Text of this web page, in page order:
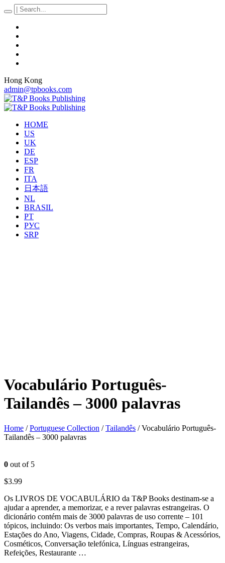
Hong Kong
admin@tpbooks.com
HOME
US
UK
DE
ESP
FR
ITA
日本語
NL
BRASIL
PT
РУС
SRP
Vocabulário Português-
Tailandês – 3000 palavras
Home /Portuguese Collection /Tailandês / Vocabulário Português-
Tailandês – 3000 palavras
0 out of 5
$3.99
Os LIVROS DE VOCABULÁRIO da T&P Books destinam-se a
ajudar a aprender, a memorizar, e a rever palavras estrangeiras. O
dicionário contém mais de 3000 palavras de uso corrente – 101
tópicos, incluindo: Os verbos mais importantes, Tempo, Calendário,
Estações do Ano, Viagens, Cidade, Compras, Roupas & Acessórios,
Cosméticos, Conversação telefónica, Línguas estrangeiras,
Refeições, Restaurante …